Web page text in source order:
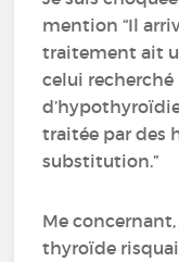
mention “Il
traitement ait
celui
traitée par des
substitution.”
Me
thyroïde